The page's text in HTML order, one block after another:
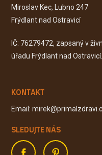
Miroslav Kec, Lubno 247
Frýdlant nad Ostravicí
IČ: 76279472, zapsaný v
úřadu Frýdlant nad Ostravicí.
KONTAKT
Email:
SLEDUJTE NÁS